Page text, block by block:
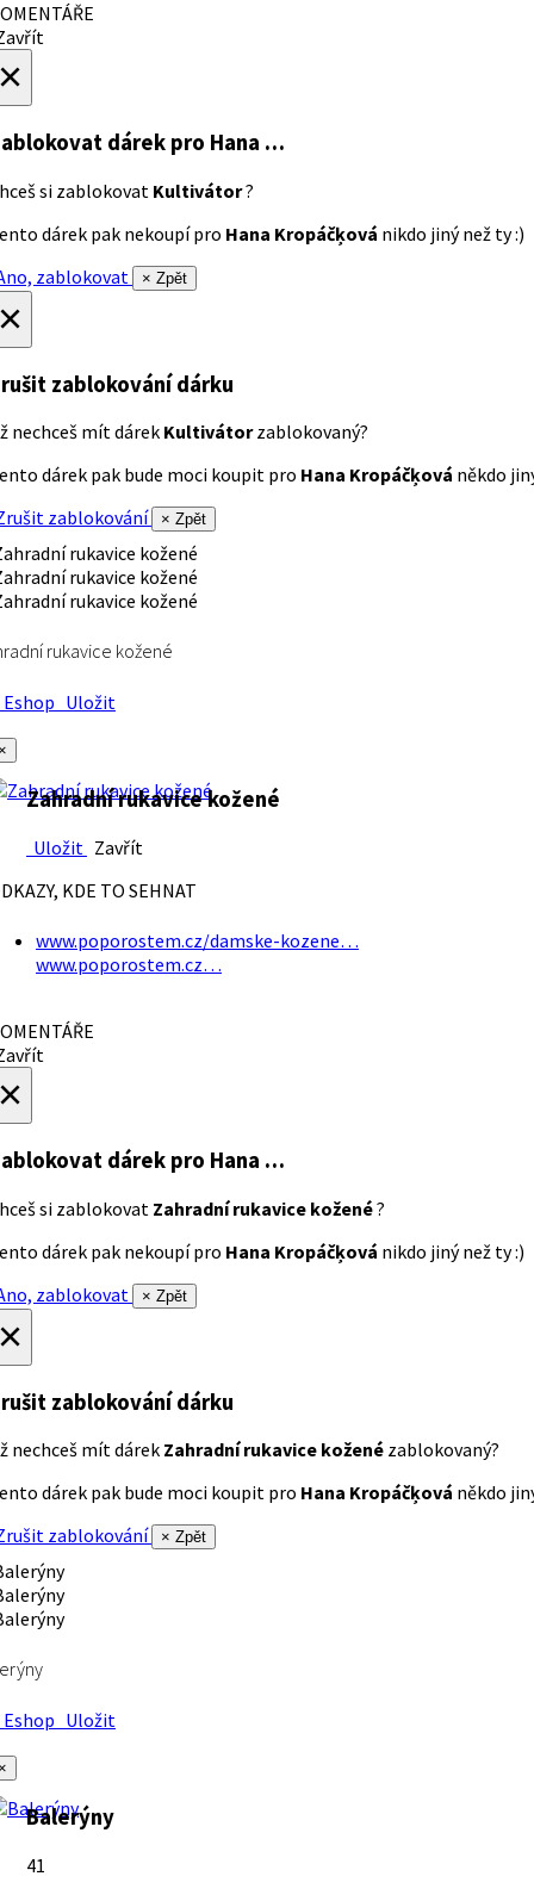
dárek pro Hana …
si zablokovat Kultivátor?
dárek pak nekoupí pro Hana Kropáčķová nikdo jiný než ty :)
zablokovat
× Zpět
zablokování dárku
nechceš mít dárek Kultivátorzablokovaný?
dárek pak bude moci koupit pro Hana Kropáčķová někdo
zablokování
× Zpět
rukavice kožené
Uložit
Zahradní rukavice kožené
Uložit Zavřít
KDE TO SEHNAT
www.poporostem.cz/damske-kozene…
www.poporostem.cz…
dárek pro Hana …
si zablokovat Zahradní rukavice kožené?
dárek pak nekoupí pro Hana Kropáčķová nikdo jiný než ty :)
zablokovat
× Zpět
zablokování dárku
nechceš mít dárek Zahradní rukavice kožené zablokovaný?
dárek pak bude moci koupit pro Hana Kropáčķová někdo
zablokování
× Zpět
Uložit
Balerýny
41